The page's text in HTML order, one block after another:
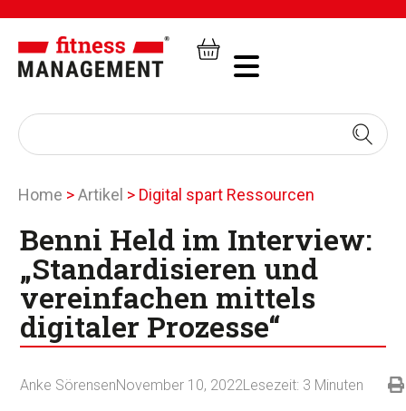
Home >Artikel > Digital spart Ressourcen
Benni Held im Interview:
„Standardisieren und
vereinfachen mittels
digitaler Prozesse“
Anke SörensenNovember 10, 2022Lesezeit: 3 Minuten